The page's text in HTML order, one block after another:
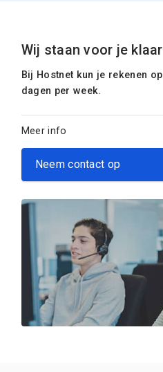
Wij staan voor je klaar
Bij Hostnet kun je rekenen
dagen per week.
Meer info
Neem contact op